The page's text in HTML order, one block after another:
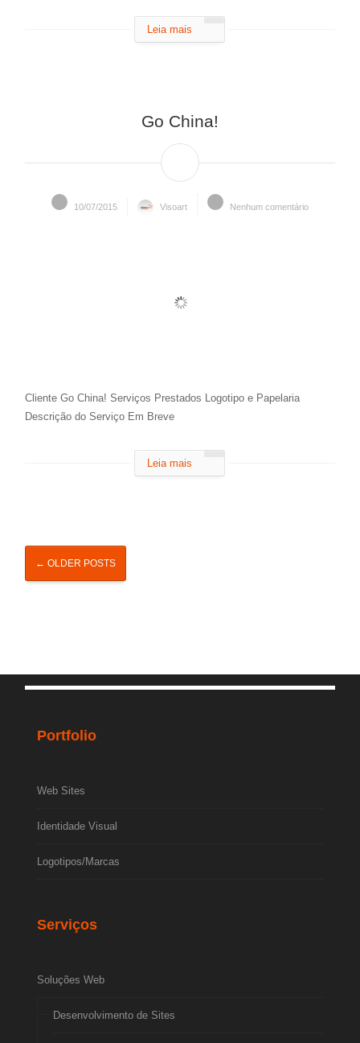
Leia mais
Go China!
10/07/2015 Visoart Nenhum comentário
Cliente Go China! Serviços Prestados Logotipo e Papelaria
Descrição do Serviço Em Breve
Leia mais
← OLDER POSTS
Portfolio
Web Sites
Identidade Visual
Logotipos/Marcas
Serviços
Soluções Web
Desenvolvimento de Sites